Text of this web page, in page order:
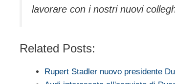
lavorare con i nostri nuovi
Related Posts:
Rupert Stadler nuovo presidente